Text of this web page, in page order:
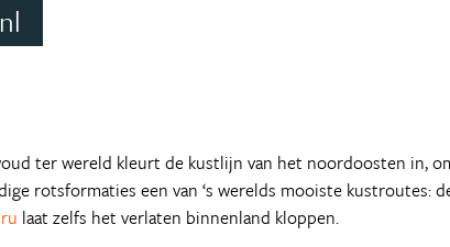
ter wereld kleurt de kustlijn van het noordoosten in,
rotsformaties een van ‘s werelds mooiste kustroutes:
laat zelfs het verlaten binnenland kloppen.